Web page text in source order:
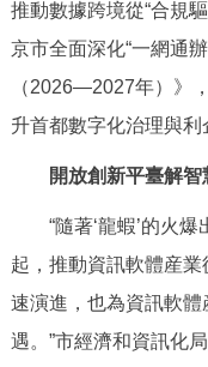
推動數據跨境從“合規
京市全面深化“一網通
（2026—2027年）》
升首都數字化治理與利
開放創新平臺解
“隨著‘龍蝦’的火爆
起，推動資訊軟體産
速演進，也為資訊軟
遇。”市經濟和資訊化